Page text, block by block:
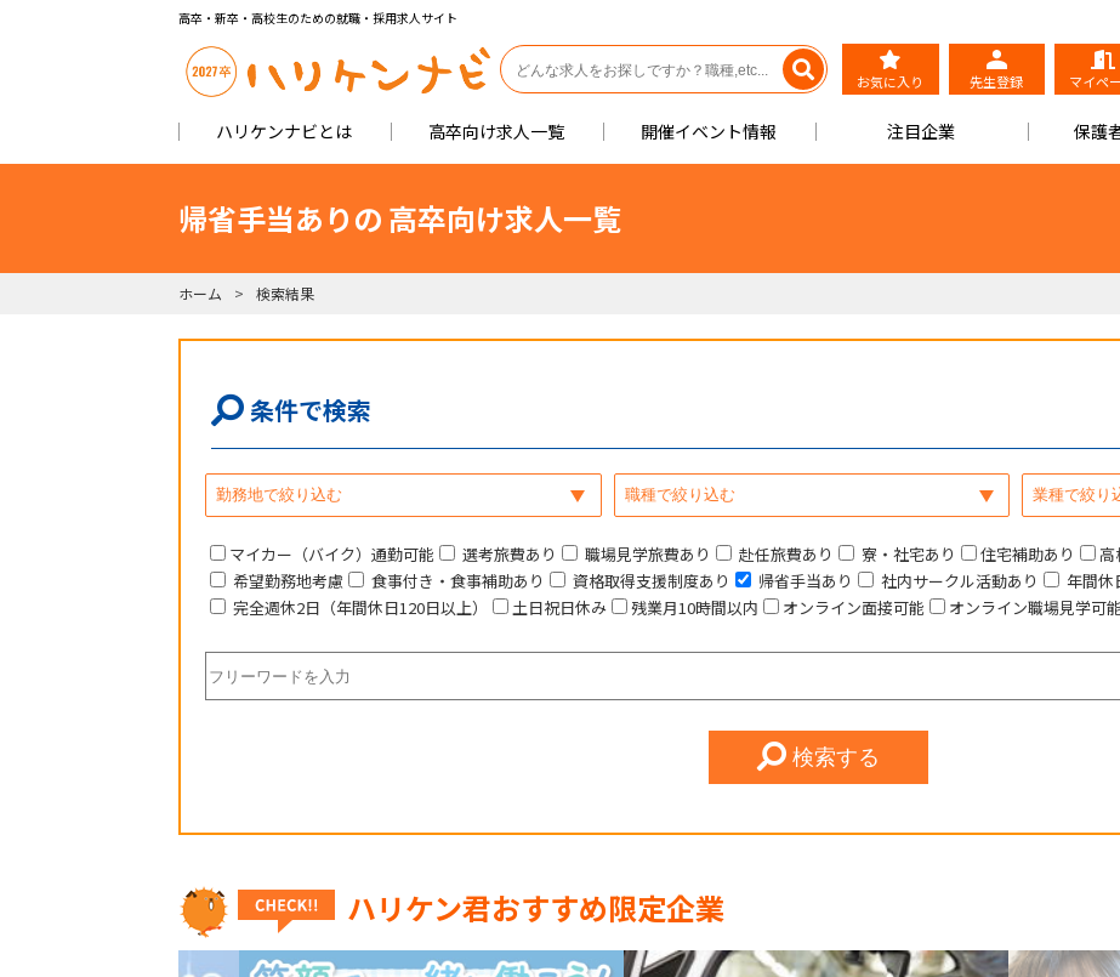
高卒・新卒・高校生のための就職・採用求人サイト
お気に入り 先生登録 マイペ
ハリケンナビとは 高卒向け求人一覧 開催イベント情報 注目企業 保護
帰省手当ありの 高卒向け求人一覧
ホーム 検索結果
条件で検索
マイカー（バイク）通勤可能 選考旅費あり 職場見学旅費あり 赴任旅費あり 寮・社宅あり 住宅補助あり 高
希望勤務地考慮
食事付き・食事補助あり 資格取得支援制度あり 帰省手当あり 社内サークル活動あり 年間休
完全週休2日（年間休日120日以上）
土日祝日休み 残業月10時間以内 オンライン面接可能 オンライン職場見学可能
検索する
ハリケン君おすすめ限定企業